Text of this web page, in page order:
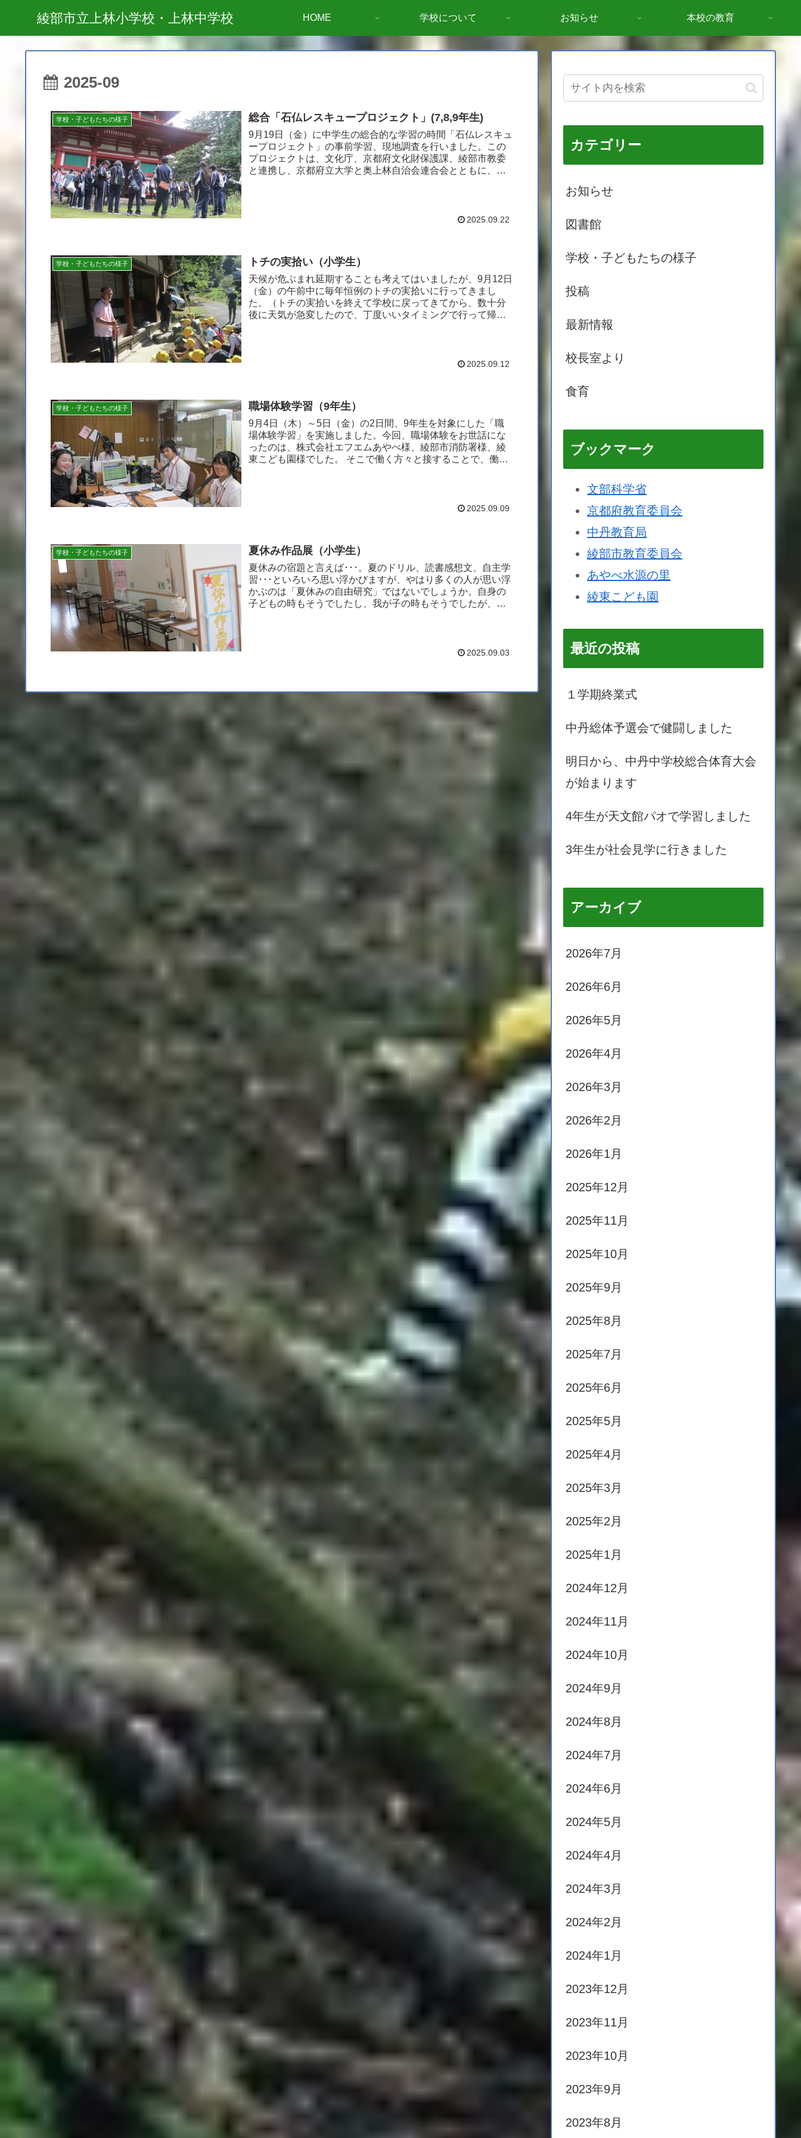
綾部市立上林小学校・上林中学校 HOME 学校について お知らせ 本校の教育
2025-09
学校・子どもたちの様子 総合「石仏レスキュープロジェクト」(7,8,9年生)
9月19日（金）に中学生の総合的な学習の時間「石仏レスキュ
ープロジェクト」の事前学習、現地調査を行いました。この
プロジェクトは、文化庁、京都府文化財保護課、綾部市教委
と連携し、京都府立大学と奥上林自治会連合会とともに、君
2025.09.22
学校・子どもたちの様子 トチの実拾い（小学生）
天候が危ぶまれ延期することも考えてはいましたが、9月12日
（金）の午前中に毎年恒例のトチの実拾いに行ってきまし
た。（トチの実拾いを終えて学校に戻ってきてから、数十分
後に天気が急変したので、丁度いいタイミングで行って帰っ
2025.09.12
学校・子どもたちの様子 職場体験学習（9年生）
9月4日（木）～5日（金）の2日間、9年生を対象にした「職
場体験学習」を実施しました。今回、職場体験をお世話にな
ったのは、株式会社エフエムあやべ様、綾部市消防署様、綾
東こども園様でした。 そこで働く方々と接することで、働く
2025.09.09
学校・子どもたちの様子 夏休み作品展（小学生）
夏休みの宿題と言えば･･･。夏のドリル、読書感想文、自主学
習･･･といろいろ思い浮かびますが、やはり多くの人が思い浮
かぶのは「夏休みの自由研究」ではないでしょうか。自身の
子どもの時もそうでしたし、我が子の時もそうでしたが、夏
2025.09.03
カテゴリー
お知らせ
図書館
学校・子どもたちの様子
投稿
最新情報
校長室より
食育
ブックマーク
文部科学省
京都府教育委員会
中丹教育局
綾部市教育委員会
あやべ水源の里
綾東こども園
最近の投稿
１学期終業式
中丹総体予選会で健闘しました
明日から、中丹中学校総合体育大会
が始まります
4年生が天文館パオで学習しました
3年生が社会見学に行きました
アーカイブ
2026年7月
2026年6月
2026年5月
2026年4月
2026年3月
2026年2月
2026年1月
2025年12月
2025年11月
2025年10月
2025年9月
2025年8月
2025年7月
2025年6月
2025年5月
2025年4月
2025年3月
2025年2月
2025年1月
2024年12月
2024年11月
2024年10月
2024年9月
2024年8月
2024年7月
2024年6月
2024年5月
2024年4月
2024年3月
2024年2月
2024年1月
2023年12月
2023年11月
2023年10月
2023年9月
2023年8月